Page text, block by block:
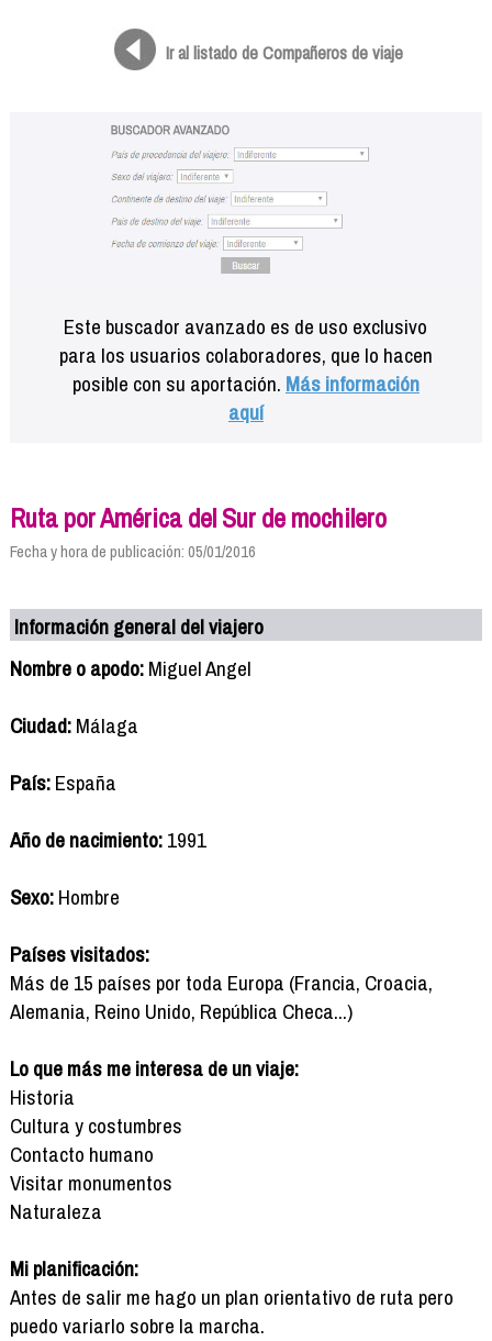
Ir al listado de Compañeros de viaje
Este buscador avanzado es de uso exclusivo
para los usuarios colaboradores, que lo hacen
posible con su aportación. Más información
aquí
Ruta por América del Sur de mochilero
Fecha y hora de publicación: 05/01/2016
Información general del viajero
Nombre o apodo:Miguel Angel
Ciudad:Málaga
País:España
Año de nacimiento:1991
Sexo:Hombre
Países visitados:
Más de 15 países por toda Europa (Francia, Croacia,
Alemania, Reino Unido, República Checa...)
Lo que más me interesa de un viaje:
Historia
Cultura y costumbres
Contacto humano
Visitar monumentos
Naturaleza
Mi planificación:
Antes de salir me hago un plan orientativo de ruta pero
puedo variarlo sobre la marcha.